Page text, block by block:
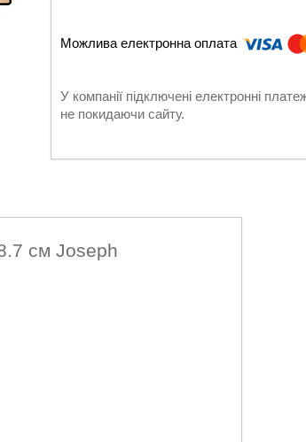
У компанії підключені електронні
не покидаючи сайту.
см Joseph